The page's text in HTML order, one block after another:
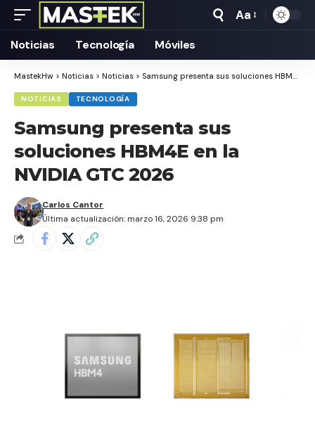
Tamaño
Aa
Noticias Tecnología Móviles
MastekHw > Noticias > Noticias > Samsung presenta sus soluciones HBM4E en la NVIDIA GTC 2026
NOTICIAS TECNOLOGÍA
Samsung presenta sus
soluciones HBM4E en la
NVIDIA GTC 2026
Última actualización: marzo 16, 2026 9:38 pm
Carlos Cantor